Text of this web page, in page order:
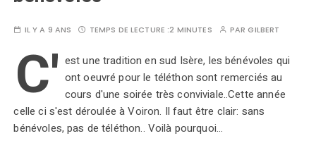
IL Y A 9 ANS TEMPS DE LECTURE :2 MINUTES PARGILBERT
C' est une tradition en sud Isère, les bénévoles qui
ont oeuvré pour le téléthon sont remerciés au
cours d'une soirée très conviviale..Cette année
celle ci s'est déroulée à Voiron. Il faut être clair: sans
bénévoles, pas de téléthon.. Voilà pourquoi…